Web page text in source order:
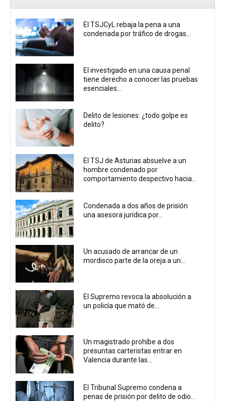
El TSJCyL rebaja la pena a una
condenada por tráfico de drogas...
El investigado en una causa penal
tiene derecho a conocer las pruebas
esenciales...
Delito de lesiones: ¿todo golpe es
delito?
El TSJ de Asturias absuelve a un
hombre condenado por
comportamiento despectivo hacia...
Condenada a dos años de prisión
una asesora jurídica por...
Un acusado de arrancar de un
mordisco parte de la oreja a un...
El Supremo revoca la absolución a
un policía que mató de...
Un magistrado prohíbe a dos
presuntas carteristas entrar en
Valencia durante las...
El Tribunal Supremo condena a
penas de prisión por delito de odio...